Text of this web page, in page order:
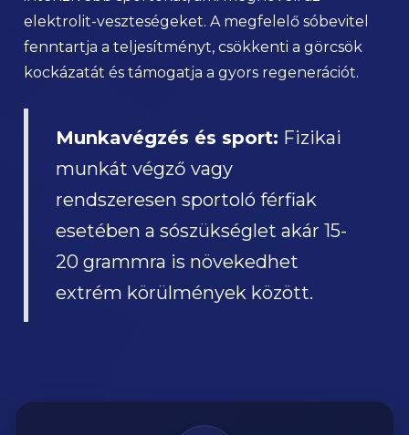
elektrolit-veszteségeket. A megfelelő sóbevitel
fenntartja a teljesítményt, csökkenti a görcsök
kockázatát és támogatja a gyors regenerációt.
Munkavégzés és sport: Fizikai
munkát végző vagy
rendszeresen sportoló férfiak
esetében a sószükséglet akár 15-
20 grammra is növekedhet
extrém körülmények között.